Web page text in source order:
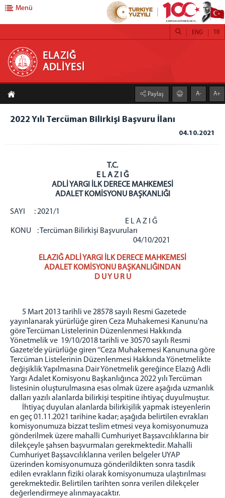
ELAZIĞ ADLİYESİ
ANASAYFA
ADLİYEMİZ
Elazığ Adliyesi
Denetimli Serbestlik Müdürlüğü
Keban Adliyesi
Palu Adliyesi
Kovancılar Adliyesi
Ceza İnfaz Kurumları
Elazığ E Tipi Kapalı C.İ.K.
Elazığ 2 Nolu Yüksek Güvenlikli C.İ.K.
Elazığ R Tipi Kapalı C.İ.K.
Elazığ Kampüs Açık C.İ.K.
Elazığ Çocuk Eğitimevi Müdürlüğü
Sivrice Açık Ceza İnfaz Kurumu
Karakoçan K1 Tipi K.C.İ.K.
Yemek Listesi
BAŞSAVCILIK
Cumhuriyet Başsavcısı
Cumhuriyet Başsavcı Vekili
Cumhuriyet Savcıları
Savcılık Birimleri
ADALET KOMİSYONU
Menü
ELAZIĞ
ADLİYESİ
TR
ENG
Paylaş A- A+
2022 Yılı Tercüman Bilirkişi Başvuru İlanı
04.10.2021
T.C.
E L A Z I Ğ
ADLİ YARGI İLK DERECE MAHKEMESİ
ADALET KOMİSYONU BAŞKANLIĞI
SAYI : 2021/1
E L A Z I Ğ
KONU : Tercüman Bilirkişi Başvuruları
04/10/2021
ELAZIĞ ADLİ YARGI İLK DERECE MAHKEMESİ
ADALET KOMİSYONU BAŞKANLIĞINDAN
D U Y U R U
5 Mart 2013 tarihli ve 28578 sayılı Resmi Gazetede
yayınlanarak yürürlüğe giren Ceza Muhakemesi Kanunu'na
göre Tercüman Listelerinin Düzenlenmesi Hakkında
Yönetmelik ve 19/10/2018 tarihli ve 30570 sayılı Resmi
Gazete’de yürürlüğe giren ‘’Ceza Muhakemesi Kanununa göre
Tercüman Listelerinin Düzenlenmesi Hakkında Yönetmelikte
değişiklik Yapılmasına Dair Yönetmelik gereğince Elazığ Adli
Yargı Adalet Komisyonu Başkanlığınca 2022 yılı Tercüman
listesinin oluşturulmasına esas olmak üzere aşağıda uzmanlık
dalları yazılı alanlarda bilirkişi tespitine ihtiyaç duyulmuştur.
İhtiyaç duyulan alanlarda bilirkişilik yapmak isteyenlerin
en geç 01.11.2021 tarihine kadar; aşağıda belirtilen evrakları
komisyonumuza bizzat teslim etmesi veya komisyonumuza
gönderilmek üzere mahalli Cumhuriyet Başsavcılıklarına bir
dilekçeyle şahsen başvurmaları gerekmektedir. Mahalli
Cumhuriyet Başsavcılıklarına verilen belgeler UYAP
üzerinden komisyonumuza gönderildikten sonra tasdik
edilen evrakların fiziki olarak komisyonumuza ulaştırılması
gerekmektedir. Belirtilen tarihten sonra verilen dilekçeler
değerlendirmeye alınmayacaktır.